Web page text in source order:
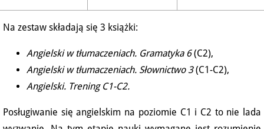
Na zestaw składają się 3 książki:
Angielski w tłumaczeniach. Gramatyka 6(C2),
Angielski w tłumaczeniach. Słownictwo 3(C1-C2),
Angielski. Trening C1-C2.
Posługiwanie się angielskim na poziomie C1 i C2 to nie lada